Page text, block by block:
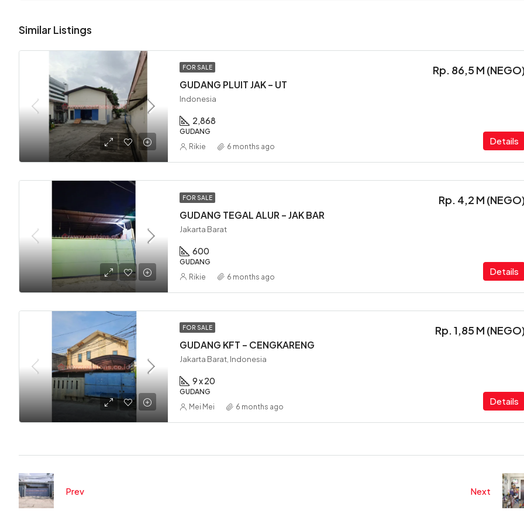
Similar Listings
FOR SALE
GUDANG PLUIT JAK – UT
Rp. 86,5 M
Indonesia
2,868
GUDANG
Details
Rikie 6 months ago
FOR SALE
GUDANG TEGAL ALUR – JAK BAR
Rp. 4,2 M
Jakarta Barat
600
GUDANG
Details
Rikie 6 months ago
FOR SALE
GUDANG KFT – CENGKARENG
Rp. 1,85 M
Jakarta Barat, Indonesia
9 x 20
GUDANG
Details
Mei Mei 6 months ago
Prev Next